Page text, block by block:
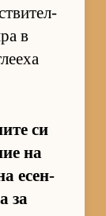
в
си
на
есен­
за